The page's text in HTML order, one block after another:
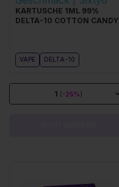
KARTUSCHE 1ML 99%
DELTA-10 COTTON CANDY
VAPE DELTA-10
1 (-25%)